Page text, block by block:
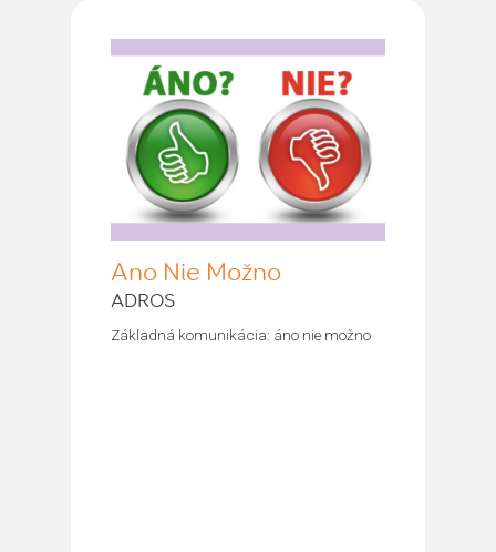
Áno Nie Možno
ADROS
Základná komunikácia: áno nie možno